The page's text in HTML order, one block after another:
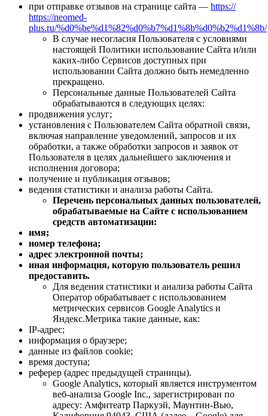
при отправке отзывов на странице сайта — https://
https://neomed-
plus.ru/%d0%be%d1%82%d0%b7%d1%8b%d0%b2%d1%8b/
В случае несогласия Пользователя с условиями
настоящей Политики использование Сайта и/или
каких-либо Сервисов доступных при
использовании Сайта должно быть немедленно
прекращено.
Персональные данные Пользователей Сайта
обрабатываются в следующих целях:
продвижения услуг;
установления с Пользователем Сайта обратной связи,
включая направление уведомлений, запросов и их
обработки, а также обработки запросов и заявок от
Пользователя в целях дальнейшего заключения и
исполнения договора;
получение и публикация отзывов;
ведения статистики и анализа работы Сайта.
Перечень персональных данных пользователей,
обрабатываемые на Сайте с использованием
средств автоматизации:
имя;
номер телефона;
адрес электронной почты;
иная информация, которую пользователь решил
предоставить.
Для ведения статистики и анализа работы Сайта
Оператор обрабатывает с использованием
метрических сервисов Google Analytics и
Яндекс.Метрика такие данные, как:
IP-адрес;
информация о браузере;
данные из файлов cookie;
время доступа;
реферер (адрес предыдущей страницы).
Google Analytics, который является инструментом
веб-анализа Google Inc., зарегистрирован по
адресу: Амфитеатр Паркуэй, Маунтин-Вью,